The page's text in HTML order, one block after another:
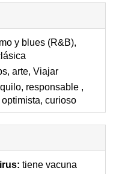
y blues (R&B),
arte, Viajar
responsable ,
curioso
tiene vacuna